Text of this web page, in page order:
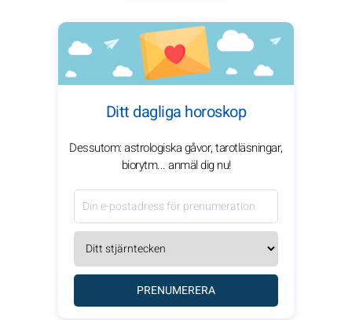
Ditt dagliga horoskop
Dessutom: astrologiska gåvor, tarotläsningar,
biorytm... anmäl dig nu!
PRENUMERERA